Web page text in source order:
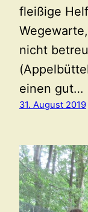
fleißige
nicht
einen gut…
31. August 2019